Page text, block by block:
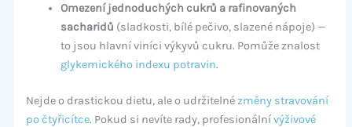
Omezení jednoduchých cukrů a rafinovaných
sacharidů (sladkosti, bílé pečivo, slazené nápoje) —
to jsou hlavní viníci výkyvů cukru. Pomůže znalost
glykemického indexu potravin.
Nejde o drastickou dietu, ale o udržitelnézměny stravování
po čtyřicítce. Pokud si nevíte rady, profesionálnívýživové